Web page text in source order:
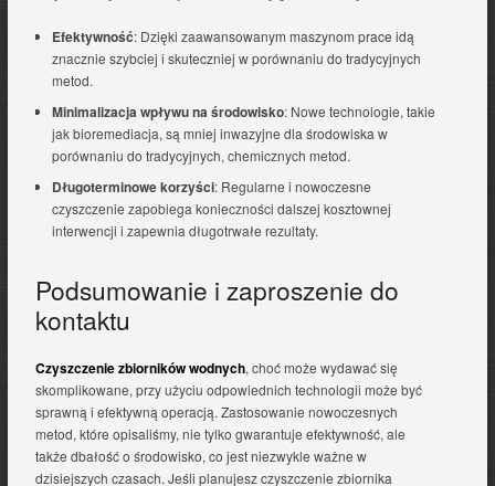
Efektywność: Dzięki zaawansowanym maszynom prace idą
znacznie szybciej i skuteczniej w porównaniu do tradycyjnych
metod.
Minimalizacja wpływu na środowisko: Nowe technologie, takie
jak bioremediacja, są mniej inwazyjne dla środowiska w
porównaniu do tradycyjnych, chemicznych metod.
Długoterminowe korzyści: Regularne i nowoczesne
czyszczenie zapobiega konieczności dalszej kosztownej
interwencji i zapewnia długotrwałe rezultaty.
Podsumowanie i zaproszenie do
kontaktu
Czyszczenie zbiorników wodnych, choć może wydawać się
skomplikowane, przy użyciu odpowiednich technologii może być
sprawną i efektywną operacją. Zastosowanie nowoczesnych
metod, które opisaliśmy, nie tylko gwarantuje efektywność, ale
także dbałość o środowisko, co jest niezwykle ważne w
dzisiejszych czasach. Jeśli planujesz czyszczenie zbiornika